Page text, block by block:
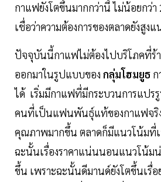
กาแฟยังโตขึ้นมากกว่านี้ ไม่น้อยกว่า
เชื่อว่าความต้องการของตลาดยังสูง
ปัจจุบันนี้กาแฟไม่ต้องไปบริโภคที่ร้า
ออกมาในรูปแบบของ กลุ่มโฮมยูธ
ได้ เริ่มมีกาแฟที่มีกระบวนการแปร
คนที่เป็นแฟนพันธุ์แท้ของกาแฟจริ
คุณภาพมากขึ้น ตลาดก็มีแนวโน้มที่เ
ฉะนั้นเรื่องราคาแน่นนอนแนวโน้ม
ขึ้น เพราะฉะนั้นดีมานด์ยังโตขึ้นเรื่อ